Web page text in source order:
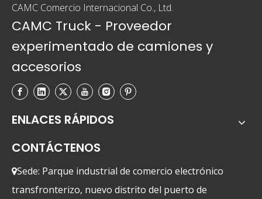
CAMC Comercio Internacional Co., Ltd.
CAMC Truck - Proveedor
experimentado de camiones y
accesorios
ENLACES RÁPIDOS
CONTÁCTENOS
Sede: Parque industrial de comercio electrónico
transfronterizo, nuevo distrito del puerto de